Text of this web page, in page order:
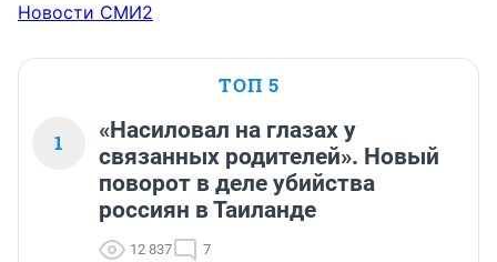
Новости СМИ2
ТОП 5
1
«Насиловал на глазах у
связанных родителей». Новый
поворот в деле убийства
россиян в Таиланде
12 837 7